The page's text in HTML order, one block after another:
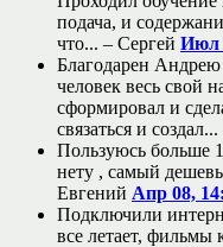
подача, и
что... – Сергей Июл
Благодарен Андрею
человек весь свой
сформировал и
связаться и создал...
Пользуюсь больше
нету , самый
Евгений Апр 08,
Подключили
все летает, фильмы